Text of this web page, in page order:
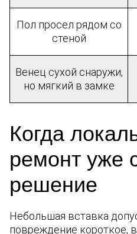
Пол просел рядом со
стеной
Венец сухой снаружи,
но мягкий в замке
Когда
ремонт уже
решение
Небольшая вставка
повреждение короткое,